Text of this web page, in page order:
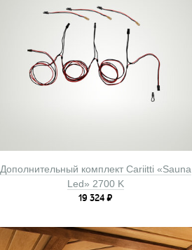
Дополнительный комплект Cariitti «Sauna
Led» 2700 K
19 324₽